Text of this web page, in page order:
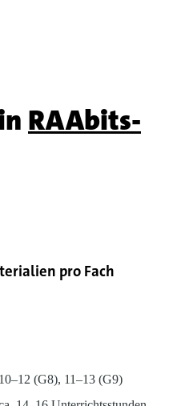
RAAbits-
pro Fach
10–12 (G8), 11–13 (G9)